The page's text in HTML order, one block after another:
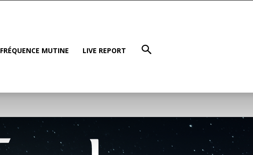
FRÉQUENCE MUTINE LIVE REPORT